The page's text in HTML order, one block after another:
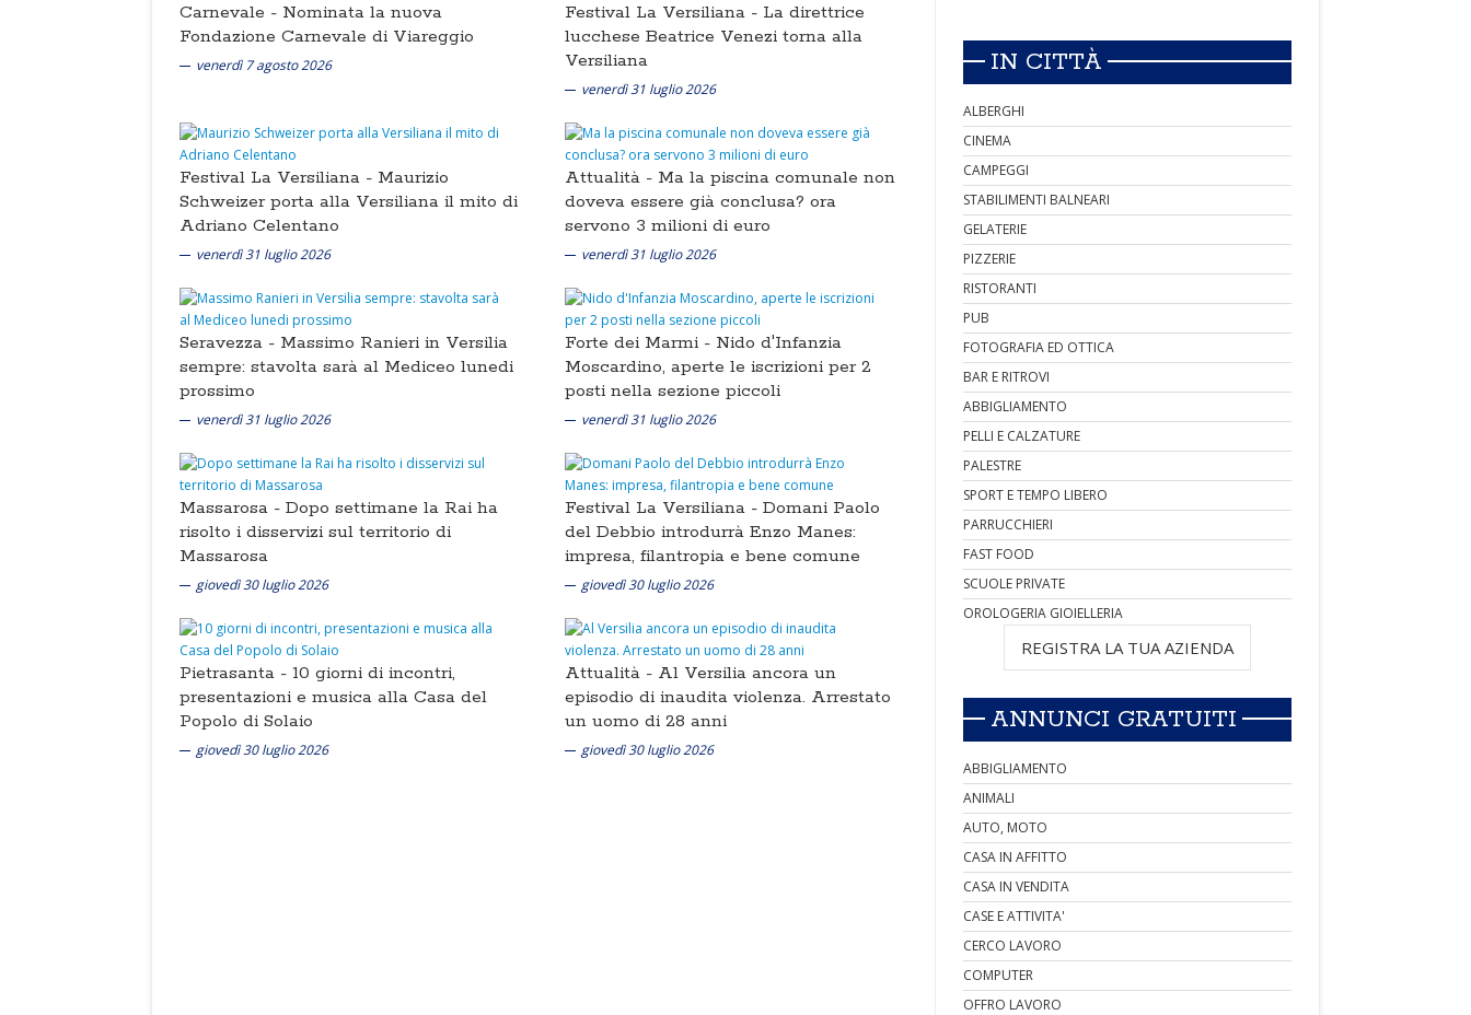
Carnevale - Nominata la nuova
Fondazione Carnevale di Viareggio
venerdì 7 agosto 2026
Festival La Versiliana - La direttrice
lucchese Beatrice Venezi torna alla
Versiliana
venerdì 31 luglio 2026
Festival La Versiliana - Maurizio
Schweizer porta alla Versiliana il mito di
Adriano Celentano
venerdì 31 luglio 2026
Attualità - Ma la piscina comunale non
doveva essere già conclusa? ora
servono 3 milioni di euro
venerdì 31 luglio 2026
Seravezza - Massimo Ranieri in Versilia
sempre: stavolta sarà al Mediceo lunedi
prossimo
venerdì 31 luglio 2026
Forte dei Marmi - Nido d'Infanzia
Moscardino, aperte le iscrizioni per 2
posti nella sezione piccoli
venerdì 31 luglio 2026
Massarosa - Dopo settimane la Rai ha
risolto i disservizi sul territorio di
Massarosa
giovedì 30 luglio 2026
Festival La Versiliana - Domani Paolo
del Debbio introdurrà Enzo Manes:
impresa, filantropia e bene comune
giovedì 30 luglio 2026
Pietrasanta - 10 giorni di incontri,
presentazioni e musica alla Casa del
Popolo di Solaio
giovedì 30 luglio 2026
Attualità - Al Versilia ancora un
episodio di inaudita violenza. Arrestato
un uomo di 28 anni
giovedì 30 luglio 2026
IN CITTÀ
ALBERGHI
CINEMA
CAMPEGGI
STABILIMENTI BALNEARI
GELATERIE
PIZZERIE
RISTORANTI
PUB
FOTOGRAFIA ED OTTICA
BAR E RITROVI
ABBIGLIAMENTO
PELLI E CALZATURE
PALESTRE
SPORT E TEMPO LIBERO
PARRUCCHIERI
FAST FOOD
SCUOLE PRIVATE
OROLOGERIA GIOIELLERIA
REGISTRA LA TUA AZIENDA
ANNUNCI GRATUITI
ABBIGLIAMENTO
ANIMALI
AUTO, MOTO
CASA IN AFFITTO
CASA IN VENDITA
CASE E ATTIVITA'
CERCO LAVORO
COMPUTER
OFFRO LAVORO